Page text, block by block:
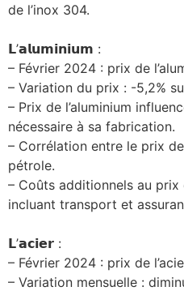
de l’inox 304.
𝗟’𝗮𝗹𝘂𝗺𝗶𝗻𝗶𝘂𝗺 :
– Février 2024 : prix de
– Variation du prix : -5,2%
– Prix de l’aluminium
nécessaire à sa fabrication.
– Corrélation entre le prix
pétrole.
– Coûts additionnels au
incluant transport et
𝗟’𝗮𝗰𝗶𝗲𝗿 :
– Février 2024 : prix de
– Variation mensuelle :